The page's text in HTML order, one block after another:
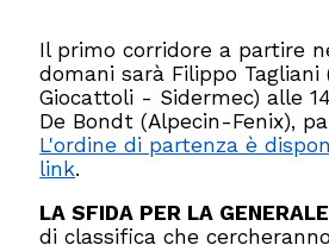
Il primo corridore a partire
domani sarà Filippo Tagliani
Giocattoli - Sidermec) alle
De Bondt (Alpecin-Fenix),
L'ordine di partenza è
link.
LA SFIDA PER LA GENERALE
di classifica che